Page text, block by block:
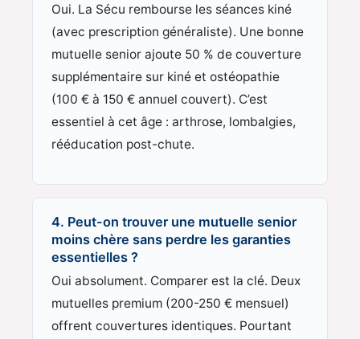
Oui. La Sécu rembourse les séances kiné
(avec prescription généraliste). Une bonne
mutuelle senior ajoute 50 % de couverture
supplémentaire sur kiné et ostéopathie
(100 € à 150 € annuel couvert). C’est
essentiel à cet âge : arthrose, lombalgies,
rééducation post-chute.
4. Peut-on trouver une mutuelle senior
moins chère sans perdre les garanties
essentielles ?
Oui absolument. Comparer est la clé. Deux
mutuelles premium (200-250 € mensuel)
offrent couvertures identiques. Pourtant